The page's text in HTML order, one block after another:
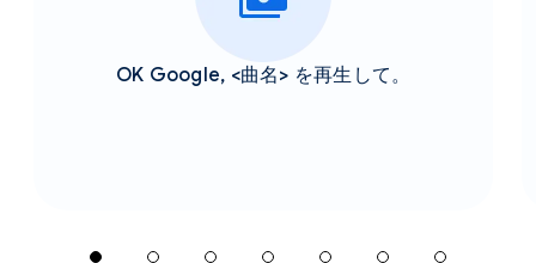
OK Google, <曲名> を再生して。